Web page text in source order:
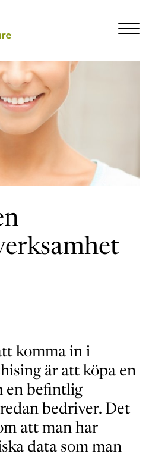
komma in i
är att köpa en
en befintlig
bedriver. Det
att man har
data som man